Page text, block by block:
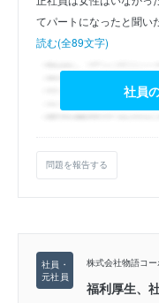
てパートになったと聞い
読む(全89文字)
社員
問題を報告する
株式会社物語コ
福利厚生、